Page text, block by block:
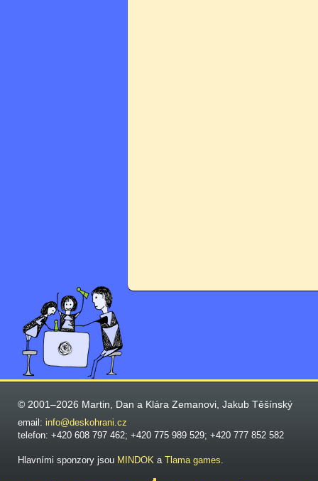
© 2001–2026 Martin, Dan a Klára Zemanovi, Jakub Těšínský
email: info@deskohrani.cz
telefon: +420 608 797 462; +420 775 989 529; +420 777 852 582
Hlavními sponzory jsou MINDOK a Tlama games.